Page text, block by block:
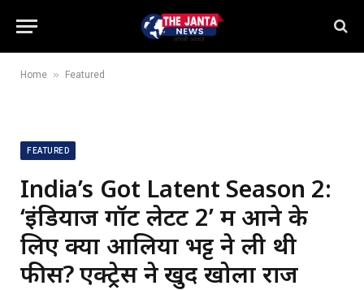
Home » Featured
FEATURED
India’s Got Latent Season 2:
‘इंडियाज गॉट लेटेंट 2’ में आने के
लिए क्या आलिया भट्ट ने ली थी
फीस? एक्ट्रेस ने खुद खोला राज